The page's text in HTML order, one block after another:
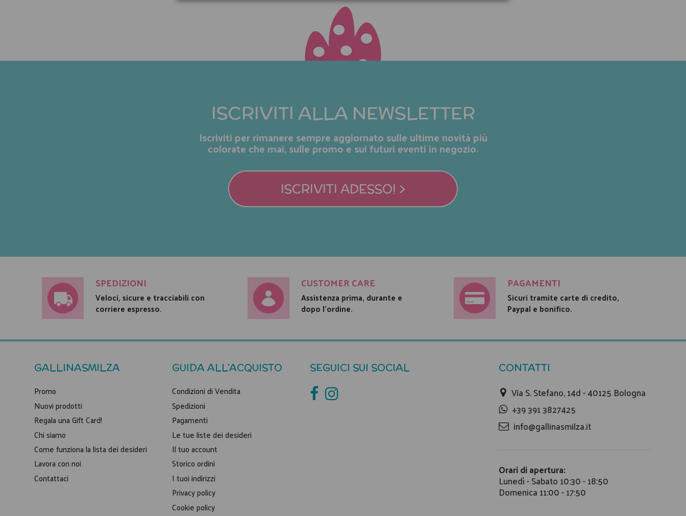
ISCRIVITI ALLA NEWSLETTER
Iscriviti per rimanere sempre aggiornato sulle ultime novità più
colorate che mai, sulle promo e sui futuri eventi in negozio.
ISCRIVITI ADESSO! >
SPEDIZIONI
Veloci, sicure e tracciabili con
corriere espresso.
CUSTOMER CARE
Assistenza prima, durante e
dopo l'ordine.
PAGAMENTI
Sicuri tramite carte di credito,
Paypal e bonifico.
GALLINASMILZA
Promo
Nuovi prodotti
Regala una Gift Card!
Chi siamo
Come funziona la lista dei desideri
Lavora con noi
Contattaci
GUIDA ALL'ACQUISTO
Condizioni di Vendita
Spedizioni
Pagamenti
Le tue liste dei desideri
Il tuo account
Storico ordini
I tuoi indirizzi
Privacy policy
Cookie policy
SEGUICI SUI SOCIAL CONTATTI
Via S. Stefano, 14d - 40125 Bologna
+39 391 3827425
info@gallinasmilza.it
Orari di apertura:
Lunedì - Sabato 10:30 - 18:50
Domenica 11:00 - 17:50